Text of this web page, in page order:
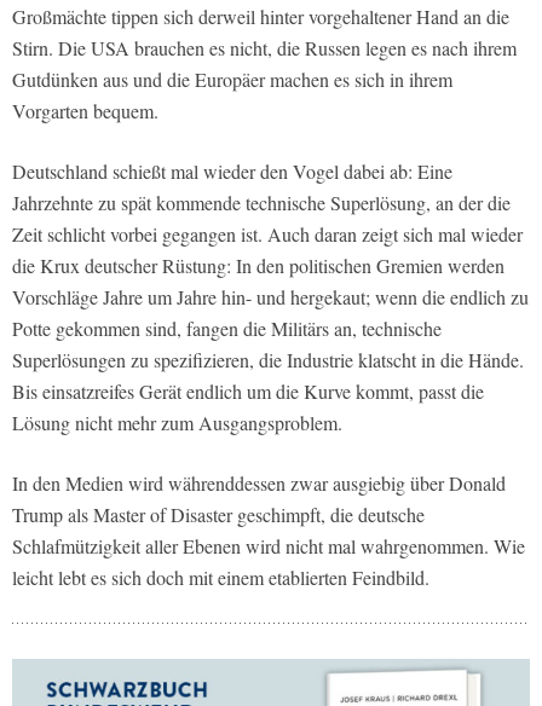
Großmächte tippen sich derweil hinter vorgehaltener Hand an die
Stirn. Die USA brauchen es nicht, die Russen legen es nach ihrem
Gutdünken aus und die Europäer machen es sich in ihrem
Vorgarten bequem.
Deutschland schießt mal wieder den Vogel dabei ab: Eine
Jahrzehnte zu spät kommende technische Superlösung, an der die
Zeit schlicht vorbei gegangen ist. Auch daran zeigt sich mal wieder
die Krux deutscher Rüstung: In den politischen Gremien werden
Vorschläge Jahre um Jahre hin- und hergekaut; wenn die endlich zu
Potte gekommen sind, fangen die Militärs an, technische
Superlösungen zu spezifizieren, die Industrie klatscht in die Hände.
Bis einsatzreifes Gerät endlich um die Kurve kommt, passt die
Lösung nicht mehr zum Ausgangsproblem.
In den Medien wird währenddessen zwar ausgiebig über Donald
Trump als Master of Disaster geschimpft, die deutsche
Schlafmützigkeit aller Ebenen wird nicht mal wahrgenommen. Wie
leicht lebt es sich doch mit einem etablierten Feindbild.